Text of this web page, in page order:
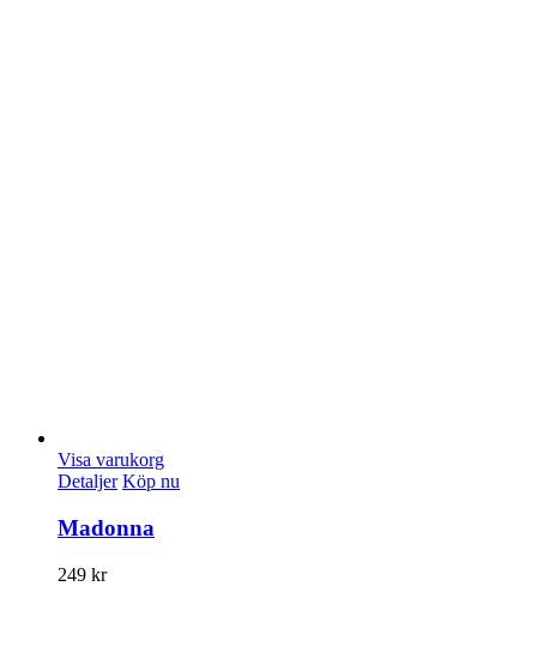
Visa varukorg
Detaljer Köp nu
Madonna
249 kr